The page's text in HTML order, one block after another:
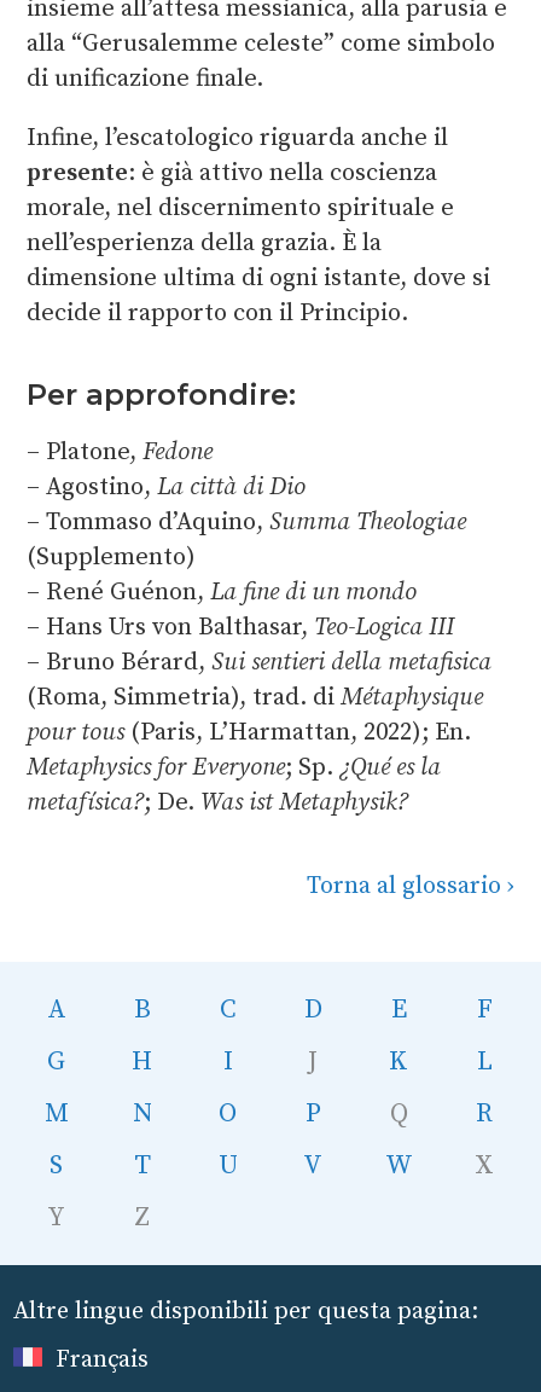
insieme all’attesa messianica, alla parusia e
alla “Gerusalemme celeste” come simbolo
di unificazione finale.
Infine, l’escatologico riguarda anche il
presente: è già attivo nella coscienza
morale, nel discernimento spirituale e
nell’esperienza della grazia. È la
dimensione ultima di ogni istante, dove si
decide il rapporto con il Principio.
Per approfondire:
– Platone, Fedone
– Agostino, La città di Dio
– Tommaso d’Aquino, Summa Theologiae
(Supplemento)
– René Guénon, La fine di un mondo
– Hans Urs von Balthasar, Teo-Logica III
– Bruno Bérard, Sui sentieri della metafisica
(Roma, Simmetria), trad. diMétaphysique
pour tous (Paris, L’Harmattan, 2022); En.
Metaphysics for Everyone; Sp. ¿Qué es la
metafísica?; De. Was ist Metaphysik?
Torna al glossario
A B C D E
F
G
H I J K
L
M
N O P Q
R
S
T U V W
X
Y
Z
Altre lingue disponibili per questa pagina:
Français